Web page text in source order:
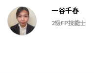
一谷千春
2級FP技能士